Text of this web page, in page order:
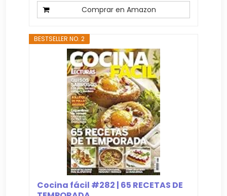
Comprar en Amazon
BESTSELLER NO. 2
Cocina fácil #282 | 65 RECETAS DE